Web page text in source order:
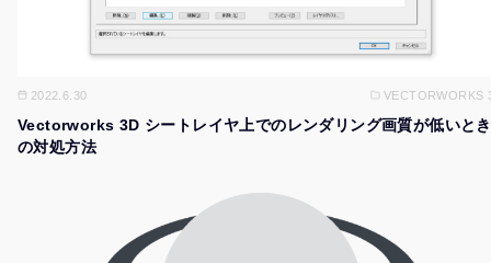
2022.6.30 VECTORWORKS
Vectorworks 3D シートレイヤ上でのレンダリング画質が低いとき
の対処方法